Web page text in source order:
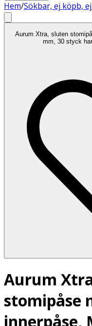
Hem/Sökbar, ej köpb,
Aurum Xtra, sluten
mm, 30 styck
Aurum
stomipåse
innerpåse,